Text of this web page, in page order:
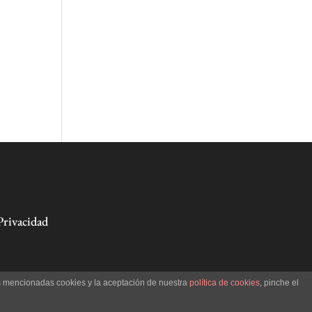
cookies y la aceptación de nuestra política de cookies, pinche el